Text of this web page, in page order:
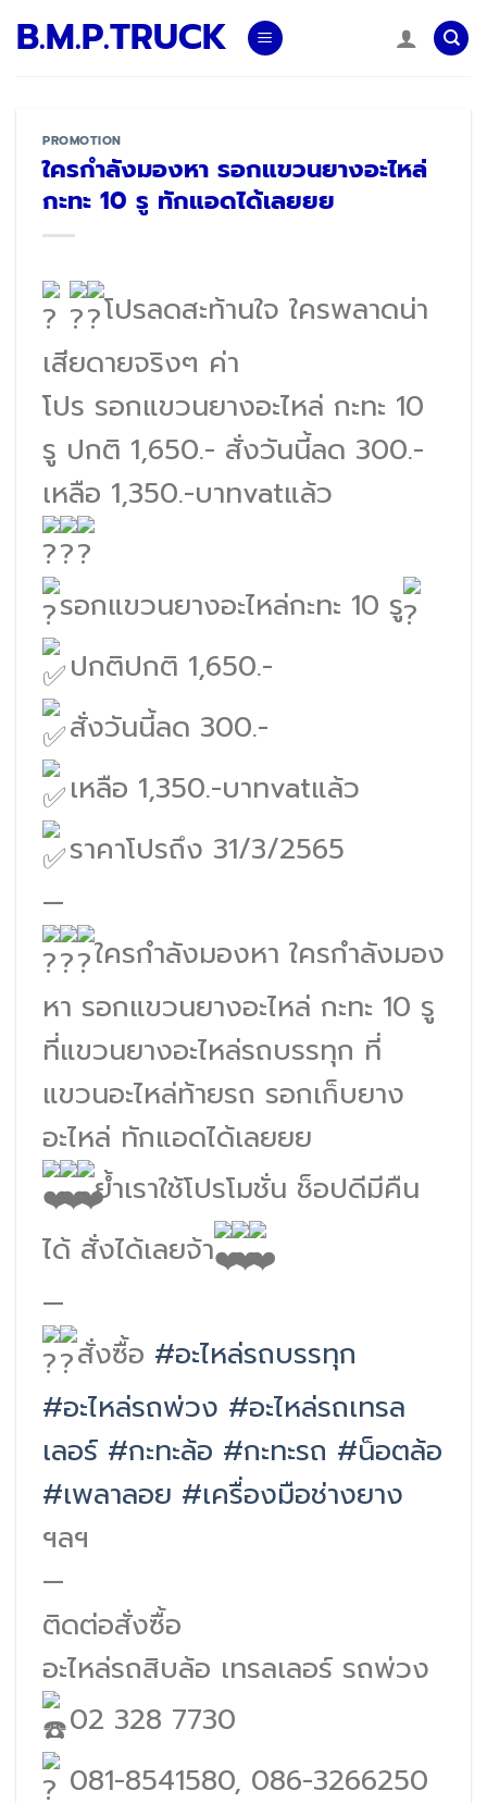
B.M.P.TRUCK
PROMOTION
ใครกำลังมองหา รอกแขวนยางอะไหล่
กะทะ 10 รู ทักแอดได้เลยยย
โปรลดสะท้านใจ ใครพลาดน่า
เสียดายจริงๆ ค่า
โปร รอกแขวนยางอะไหล่ กะทะ 10
รู ปกติ 1,650.- สั่งวันนี้ลด 300.-
เหลือ 1,350.-บาทvatแล้ว
รอกแขวนยางอะไหล่กะทะ 10 รู
ปกติปกติ 1,650.-
สั่งวันนี้ลด 300.-
เหลือ 1,350.-บาทvatแล้ว
ราคาโปรถึง 31/3/2565
—
ใครกำลังมองหา ใครกำลังมอง
หา รอกแขวนยางอะไหล่ กะทะ 10 รู
ที่แขวนยางอะไหล่รถบรรทุก ที่
แขวนอะไหล่ท้ายรถ รอกเก็บยาง
อะไหล่ ทักแอดได้เลยยย
ย้ำเราใช้โปรโมชั่น ช็อปดีมีคืน
ได้ สั่งได้เลยจ้า
—
สั่งซื้อ #อะไหล่รถบรรทุก
#อะไหล่รถพ่วง #อะไหล่รถเทรล
เลอร์ #กะทะล้อ #กะทะรถ #น็อตล้อ
#เพลาลอย #เครื่องมือช่างยาง
ฯลฯ
—
ติดต่อสั่งซื้อ
อะไหล่รถสิบล้อ เทรลเลอร์ รถพ่วง
02 328 7730
081-8541580, 086-3266250